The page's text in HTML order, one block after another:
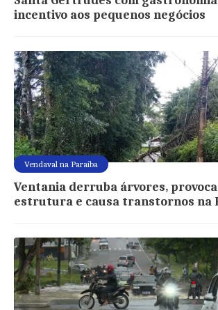
incentivo aos pequenos negócios
Vendaval na Paraíba
Ventania derruba árvores,
estrutura e causa transtornos na